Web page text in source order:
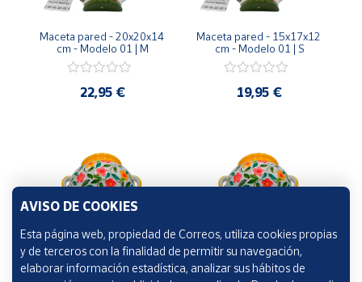
Maceta pared - 20x20x14
cm - Modelo 01 | M
22,95 €
Maceta pared - 15x17x12
cm - Modelo 01 | S
19,95 €
Maceta pared - 24x24x16
cm - Modelo 05 | L
Maceta pared - 20x20x14
cm - Modelo 05 | M
AVISO DE COOKIES
Esta página web, propiedad de Correos, utiliza cookies propias
y de terceros con la finalidad de permitir su navegación,
elaborar información estadística, analizar sus hábitos de